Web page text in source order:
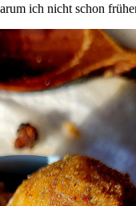
ich nicht schon